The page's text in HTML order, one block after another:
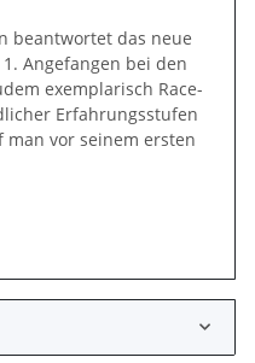
beantwortet das neue
Angefangen bei den
exemplarisch Race-
Erfahrungsstufen
vor seinem ersten